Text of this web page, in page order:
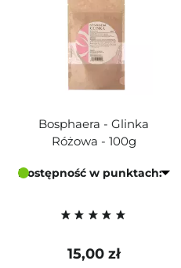
Bosphaera - Glinka
Różowa - 100g
Dostępność w punktach:
15,00 zł